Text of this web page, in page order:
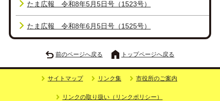
たま広報 令和8年5月5日号（1523号）
たま広報 令和8年6月5日号（1525号）
前のページへ戻る トップページへ戻る
サイトマップ リンク集 市役所のご案内
リンクの取り扱い（リンクポリシー）